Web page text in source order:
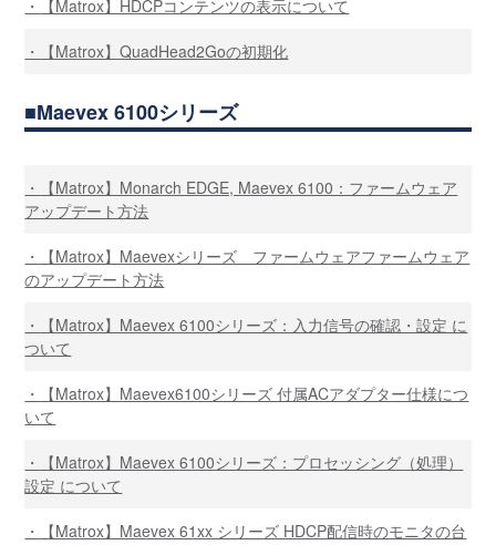
【Matrox】HDCPコンテンツの表示について
【Matrox】QuadHead2Goの初期化
Maevex 6100シリーズ
【Matrox】Monarch EDGE, Maevex 6100：ファームウェア
アップデート方法
【Matrox】Maevexシリーズ ファームウェアファームウェア
のアップデート方法
【Matrox】Maevex 6100シリーズ：入力信号の確認・設定 に
ついて
【Matrox】Maevex6100シリーズ 付属ACアダプター仕様につ
いて
【Matrox】Maevex 6100シリーズ：プロセッシング（処理）
設定 について
【Matrox】Maevex 61xx シリーズ HDCP配信時のモニタの台